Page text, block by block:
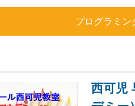
プログラミ
西可児